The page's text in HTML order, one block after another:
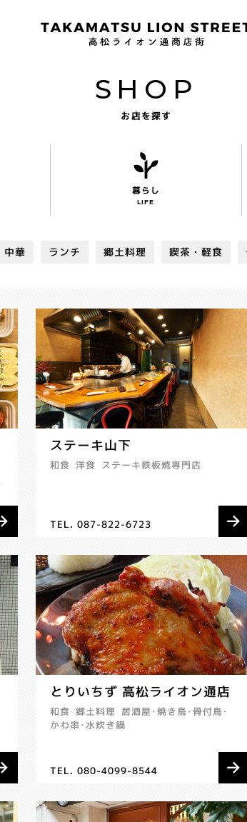
SHOP
お店を探す
暮らし
LIFE
中華 ランチ 郷土料理 喫茶・軽食
ステーキ山下
和食 洋食 ステーキ鉄板焼専門店
TEL. 087-822-6723
とりいちず 高松ライオン通店
和食 郷土料理 居酒屋･焼き鳥･骨付鳥･
かわ串･水炊き鍋
TEL. 080-4099-8544